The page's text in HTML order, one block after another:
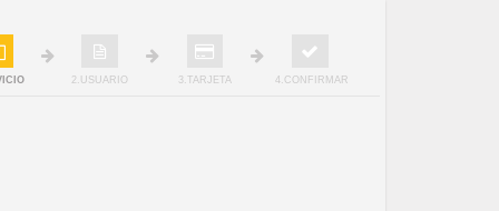
2.USUARIO 3.TARJETA 4.CONFIRMAR